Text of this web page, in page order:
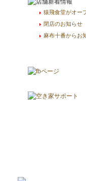
猿飛食堂がオー
閉店のお知らせ
麻布十番からお